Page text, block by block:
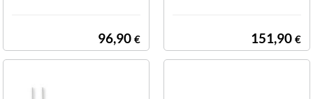
96,90 € 151,90 €